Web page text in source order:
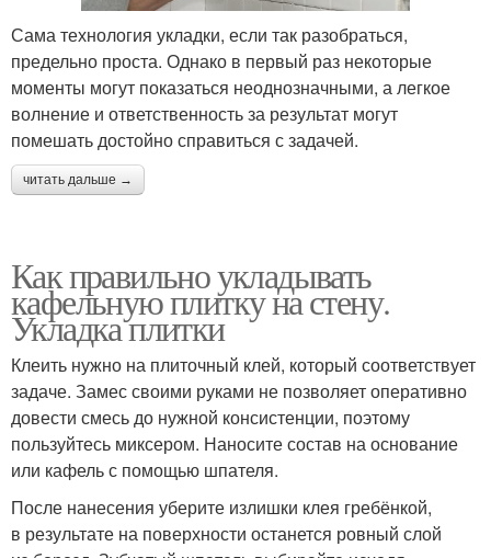
Сама технология укладки, если так разобраться,
предельно проста. Однако в первый раз некоторые
моменты могут показаться неоднозначными, а легкое
волнение и ответственность за результат могут
помешать достойно справиться с задачей.
читать дальше →
Как правильно укладывать
кафельную плитку на стену.
Укладка плитки
Клеить нужно на плиточный клей, который соответствует
задаче. Замес своими руками не позволяет оперативно
довести смесь до нужной консистенции, поэтому
пользуйтесь миксером. Наносите состав на основание
или кафель с помощью шпателя.
После нанесения уберите излишки клея гребёнкой,
в результате на поверхности останется ровный слой